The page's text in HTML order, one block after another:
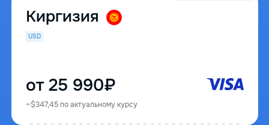
Киргизия
USD
от 25 990₽
~$347,45 по актуальному курсу